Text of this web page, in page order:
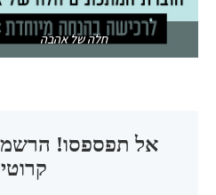
חלה של אהבה